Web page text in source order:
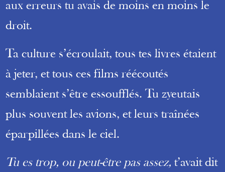
aux erreurs tu avais de moins en moins le
droit.
Ta culture s’écroulait, tous tes livres étaient
à jeter, et tous ces films réécoutés
semblaient s’être essoufflés. Tu zyeutais
plus souvent les avions, et leurs traînées
éparpillées dans le ciel.
Tu es trop, ou peut-être pas assez, t’avait dit